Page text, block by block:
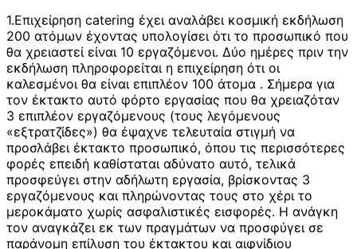
1.Επιχείρηση catering έχει αναλάβει κοσμική εκδήλωση
200 ατόμων έχοντας υπολογίσει ότι το προσωπικό που
θα χρειαστεί είναι 10 εργαζόμενοι. Δύο ημέρες πριν την
εκδήλωση πληροφορείται η επιχείρηση ότι οι
καλεσμένοι θα είναι επιπλέον 100 άτομα . Σήμερα για
τον έκτακτο αυτό φόρτο εργασίας που θα χρειαζόταν
3 επιπλέον εργαζόμενους (τους λεγόμενους
«εξτρατζίδες») θα έψαχνε τελευταία στιγμή να
προσλάβει έκτακτο προσωπικό, όπου τις περισσότερες
φορές επειδή καθίσταται αδύνατο αυτό, τελικά
προσφεύγει στην αδήλωτη εργασία, βρίσκοντας 3
εργαζόμενους και πληρώνοντας τους στο χέρι το
μεροκάματο χωρίς ασφαλιστικές εισφορές. Η ανάγκη
τον αναγκάζει εκ των πραγμάτων να προσφύγει σε
παράνομη επίλυση του έκτακτου και αιφνίδιου